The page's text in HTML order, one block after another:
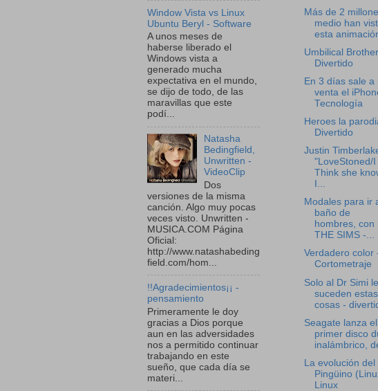
Window Vista vs Linux
Ubuntu Beryl - Software
A unos meses de
haberse liberado el
Windows vista a
generado mucha
expectativa en el mundo,
se dijo de todo, de las
maravillas que este
podí...
Natasha
Bedingfield,
Unwritten -
VideoClip
Dos
versiones de la misma
canción. Algo muy pocas
veces visto. Unwritten -
MUSICA.COM Página
Oficial:
http://www.natashabeding
field.com/hom...
!!Agradecimientos¡¡ -
pensamiento
Primeramente le doy
gracias a Dios porque
aun en las adversidades
nos a permitido continuar
trabajando en este
sueño, que cada día se
materi...
Más de 2
medio han
esta
Umbilical
Divertido
En 3 días sale a
venta el
Tecnología
Heroes la
Divertido
Justin
"LoveStoned/I
Think she
I...
Modales para ir
baño de
hombres, con
THE SIMS -...
Verdadero color
Cortometraje
Solo al Dr Simi le
suceden estas
cosas -
Seagate lanza el
primer disco
inalámbrico,
La evolución del
Pingüino
Linux